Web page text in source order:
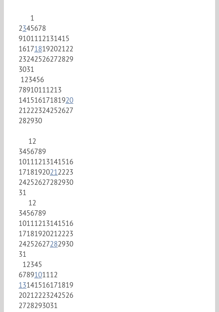
1
2345678
91011 12131415
161718192021 22
23242526272829
3031
1 23456
7891011 1213
14151617181920
21 222324252627
282930
1 2
3456789
1011 1213141516
1718192021 2223
24252627282930
31
1 2
3456789
1011 1213141516
1718192021 2223
24252627282930
31
1 2345
67891011 12
13141516171819
2021 2223242526
2728293031